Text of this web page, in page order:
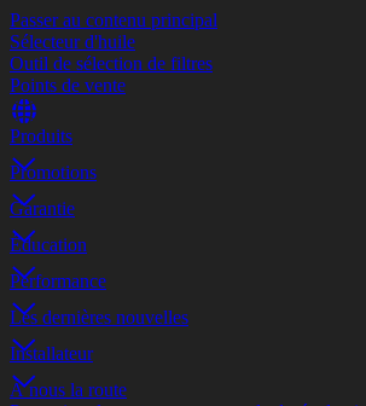
Passer au contenu principal
Sélecteur d'huile
Outil de sélection de filtres
Points de vente
Produits
Promotions
Garantie
Éducation
Performance
Les dernières nouvelles
Installateur
À nous la route